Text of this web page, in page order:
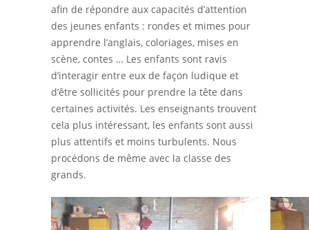
afin de répondre aux capacités d’attention
des jeunes enfants : rondes et mimes pour
apprendre l’anglais, coloriages, mises en
scène, contes … Les enfants sont ravis
d’interagir entre eux de façon ludique et
d’être sollicités pour prendre la tête dans
certaines activités. Les enseignants trouvent
cela plus intéressant, les enfants sont aussi
plus attentifs et moins turbulents. Nous
procédons de même avec la classe des
grands.